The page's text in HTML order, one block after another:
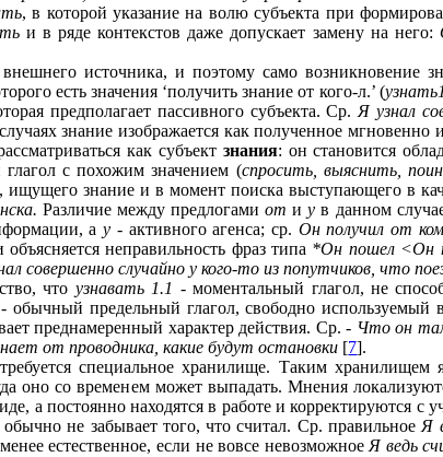
, в которой указание на волю субъекта при
и в ряде контекстов даже допускает замену на него:
источника, и поэтому само возникновение
есть значения ‘получить знание от кого-л.’ (
предполагает пассивного субъекта. Ср. Я узнал
знание изображается как полученное
как субъект знания: он становится
с похожим значением (спросить, выяснить,
ищущего знание и в момент поиска выступающего в
Различие между предлогамиот иу в данном
ау - активного агенса; ср. Он получил от
неправильность фраз типа *Он пошел <Он
совершенно случайно у кого-то из попутчиков, что
что узнавать 1.1 - моментальный глагол, не
- обычный предельный глагол, свободно используемый
преднамеренный характер действия. Ср. - Что он
от проводника, какие будут остановки [7].
специальное хранилище. Таким хранилищем
оно со временем может выпадать. Мнения
а постоянно находятся в работе и корректируются с
не забывает того, что считал. Ср. правильное Я
естественное, если не вовсе невозможное Я ведь